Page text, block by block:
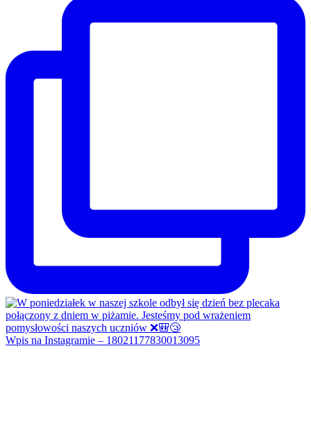
Wpis na Instagramie – 18021177830013095